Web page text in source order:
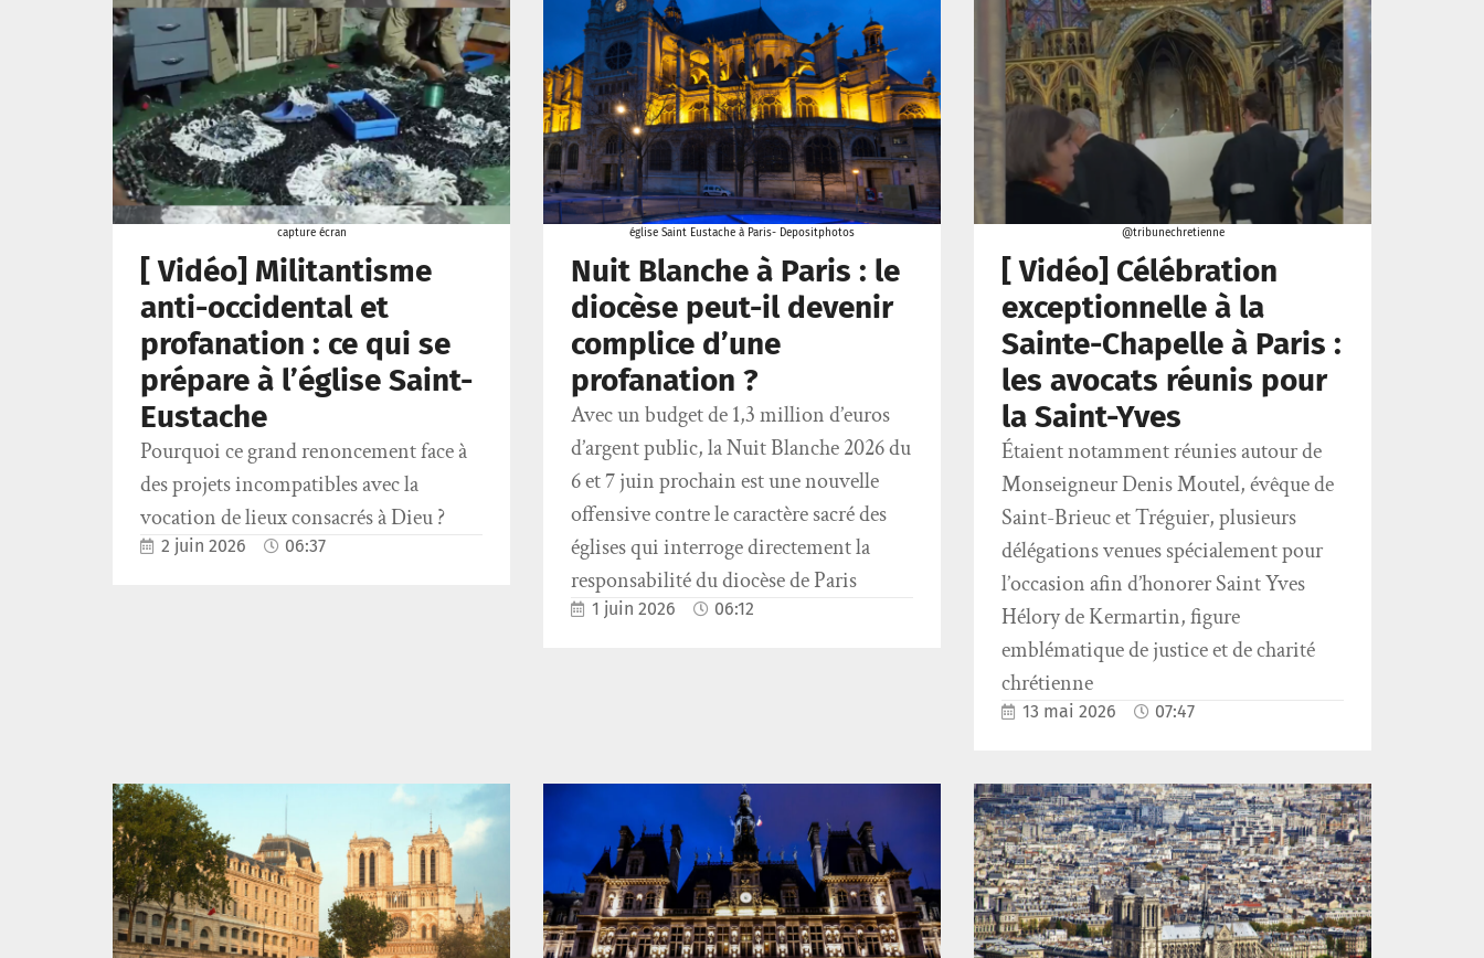
capture écran
[ Vidéo] Militantisme
anti-occidental et
profanation : ce qui se
prépare à l’église Saint-
Eustache
Pourquoi ce grand renoncement face à
des projets incompatibles avec la
vocation de lieux consacrés à Dieu ?
2 juin 2026 06:37
église Saint Eustache à Paris- Depositphotos
Nuit Blanche à Paris : le
diocèse peut-il devenir
complice d’une
profanation ?
Avec un budget de 1,3 million d’euros
d’argent public, la Nuit Blanche 2026 du
6 et 7 juin prochain est une nouvelle
offensive contre le caractère sacré des
églises qui interroge directement la
responsabilité du diocèse de Paris
1 juin 2026 06:12
@tribunechretienne
[ Vidéo] Célébration
exceptionnelle à la
Sainte-Chapelle à Paris :
les avocats réunis pour
la Saint-Yves
Étaient notamment réunies autour de
Monseigneur Denis Moutel, évêque de
Saint-Brieuc et Tréguier, plusieurs
délégations venues spécialement pour
l’occasion afin d’honorer Saint Yves
Hélory de Kermartin, figure
emblématique de justice et de charité
chrétienne
13 mai 2026 07:47